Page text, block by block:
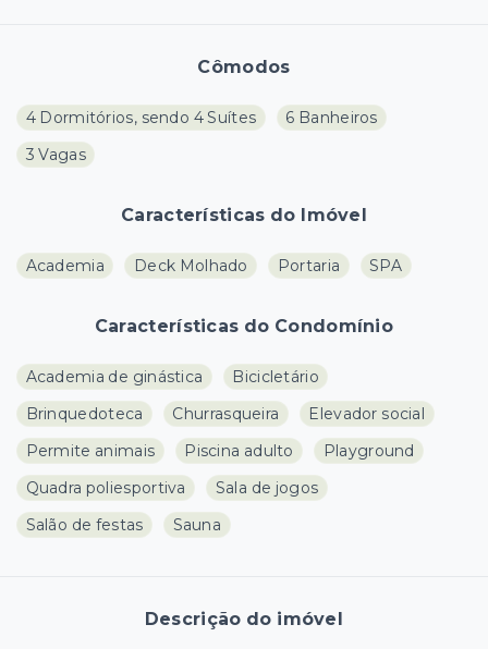
Cômodos
4 Dormitórios, sendo 4 Suítes
6 Banheiros
3 Vagas
Características do Imóvel
Academia Deck Molhado Portaria SPA
Características do Condomínio
Academia de ginástica
Bicicletário
Brinquedoteca
Churrasqueira
Elevador social
Permite animais
Piscina adulto
Playground
Quadra poliesportiva
Sala de jogos
Salão de festas
Sauna
Descrição do imóvel